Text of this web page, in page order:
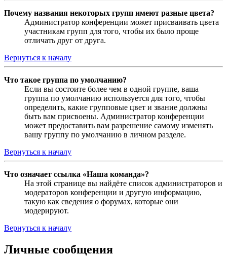
Почему названия некоторых групп имеют разные цвета?
Администратор конференции может присваивать цвета
участникам групп для того, чтобы их было проще
отличать друг от друга.
Вернуться к началу
Что такое группа по умолчанию?
Если вы состоите более чем в одной группе, ваша
группа по умолчанию используется для того, чтобы
определить, какие групповые цвет и звание должны
быть вам присвоены. Администратор конференции
может предоставить вам разрешение самому изменять
вашу группу по умолчанию в личном разделе.
Вернуться к началу
Что означает ссылка «Наша команда»?
На этой странице вы найдёте список администраторов и
модераторов конференции и другую информацию,
такую как сведения о форумах, которые они
модерируют.
Вернуться к началу
Личные сообщения